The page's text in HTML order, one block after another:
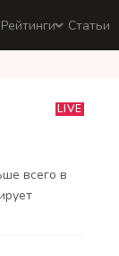
Рейтинги Статьи
LIVE
всего в